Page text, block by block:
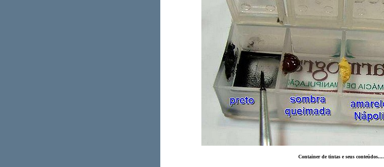
Container de tintas e seus conteúdos....